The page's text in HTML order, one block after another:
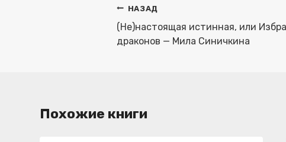
Навигация
по
записям
НАЗАД
(Не)настоящая истинная, или
драконов — Мила Синичкина
Похожие книги